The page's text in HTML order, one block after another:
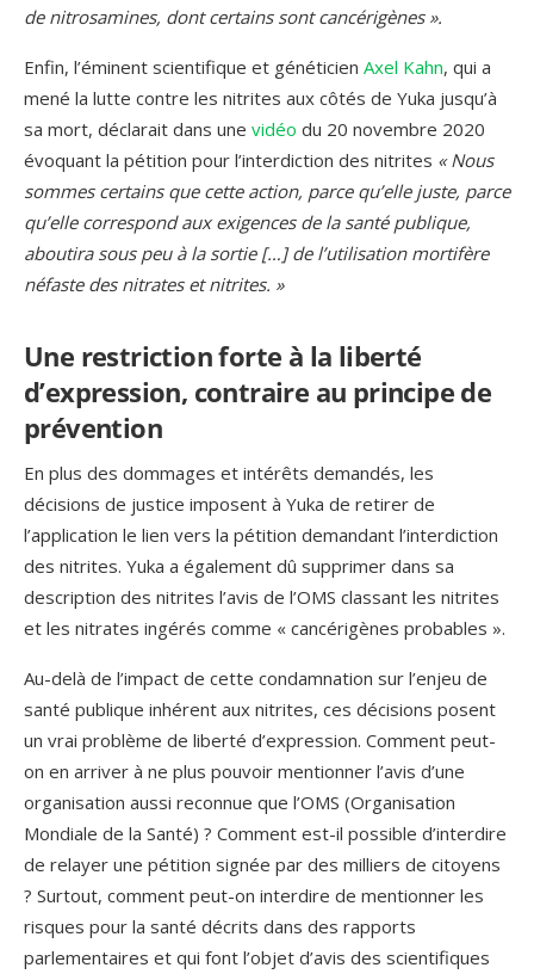
de nitrosamines, dont certains sont cancérigènes ».
Enfin, l’éminent scientifique et généticien Axel Kahn, qui a
mené la lutte contre les nitrites aux côtés de Yuka jusqu’à
sa mort, déclarait dans une vidéo du 20 novembre 2020
évoquant la pétition pour l’interdiction des nitrites « Nous
sommes certains que cette action, parce qu’elle juste, parce
qu’elle correspond aux exigences de la santé publique,
aboutira sous peu à la sortie […] de l’utilisation mortifère
néfaste des nitrates et nitrites. »
Une restriction forte à la liberté
d’expression, contraire au principe de
prévention
En plus des dommages et intérêts demandés, les
décisions de justice imposent à Yuka de retirer de
l’application le lien vers la pétition demandant l’interdiction
des nitrites. Yuka a également dû supprimer dans sa
description des nitrites l’avis de l’OMS classant les nitrites
et les nitrates ingérés comme « cancérigènes probables ».
Au-delà de l’impact de cette condamnation sur l’enjeu de
santé publique inhérent aux nitrites, ces décisions posent
un vrai problème de liberté d’expression. Comment peut-
on en arriver à ne plus pouvoir mentionner l’avis d’une
organisation aussi reconnue que l’OMS (Organisation
Mondiale de la Santé) ? Comment est-il possible d’interdire
de relayer une pétition signée par des milliers de citoyens
? Surtout, comment peut-on interdire de mentionner les
risques pour la santé décrits dans des rapports
parlementaires et qui font l’objet d’avis des scientifiques